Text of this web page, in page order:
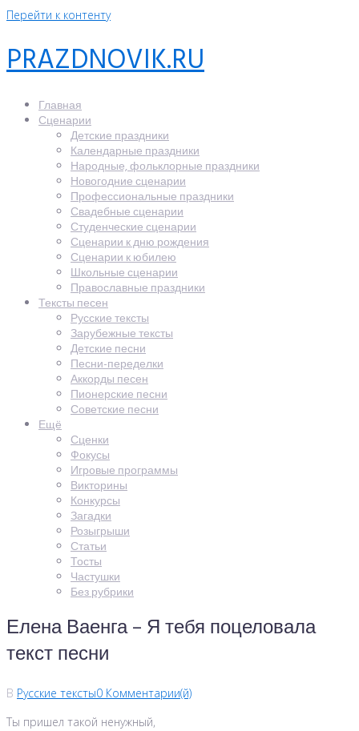
Перейти к контенту
PRAZDNOVIK.RU
Главная
Сценарии
Детские праздники
Календарные праздники
Народные, фольклорные праздники
Новогодние сценарии
Профессиональные праздники
Свадебные сценарии
Студенческие сценарии
Сценарии к дню рождения
Сценарии к юбилею
Школьные сценарии
Православные праздники
Тексты песен
Русские тексты
Зарубежные тексты
Детские песни
Песни-переделки
Аккорды песен
Пионерские песни
Советские песни
Ещё
Сценки
Фокусы
Игровые программы
Викторины
Конкурсы
Загадки
Розыгрыши
Статьи
Тосты
Частушки
Без рубрики
Елена Ваенга – Я тебя поцеловала
текст песни
В Русские тексты0 Комментарии(й)
Ты пришел такой ненужный,